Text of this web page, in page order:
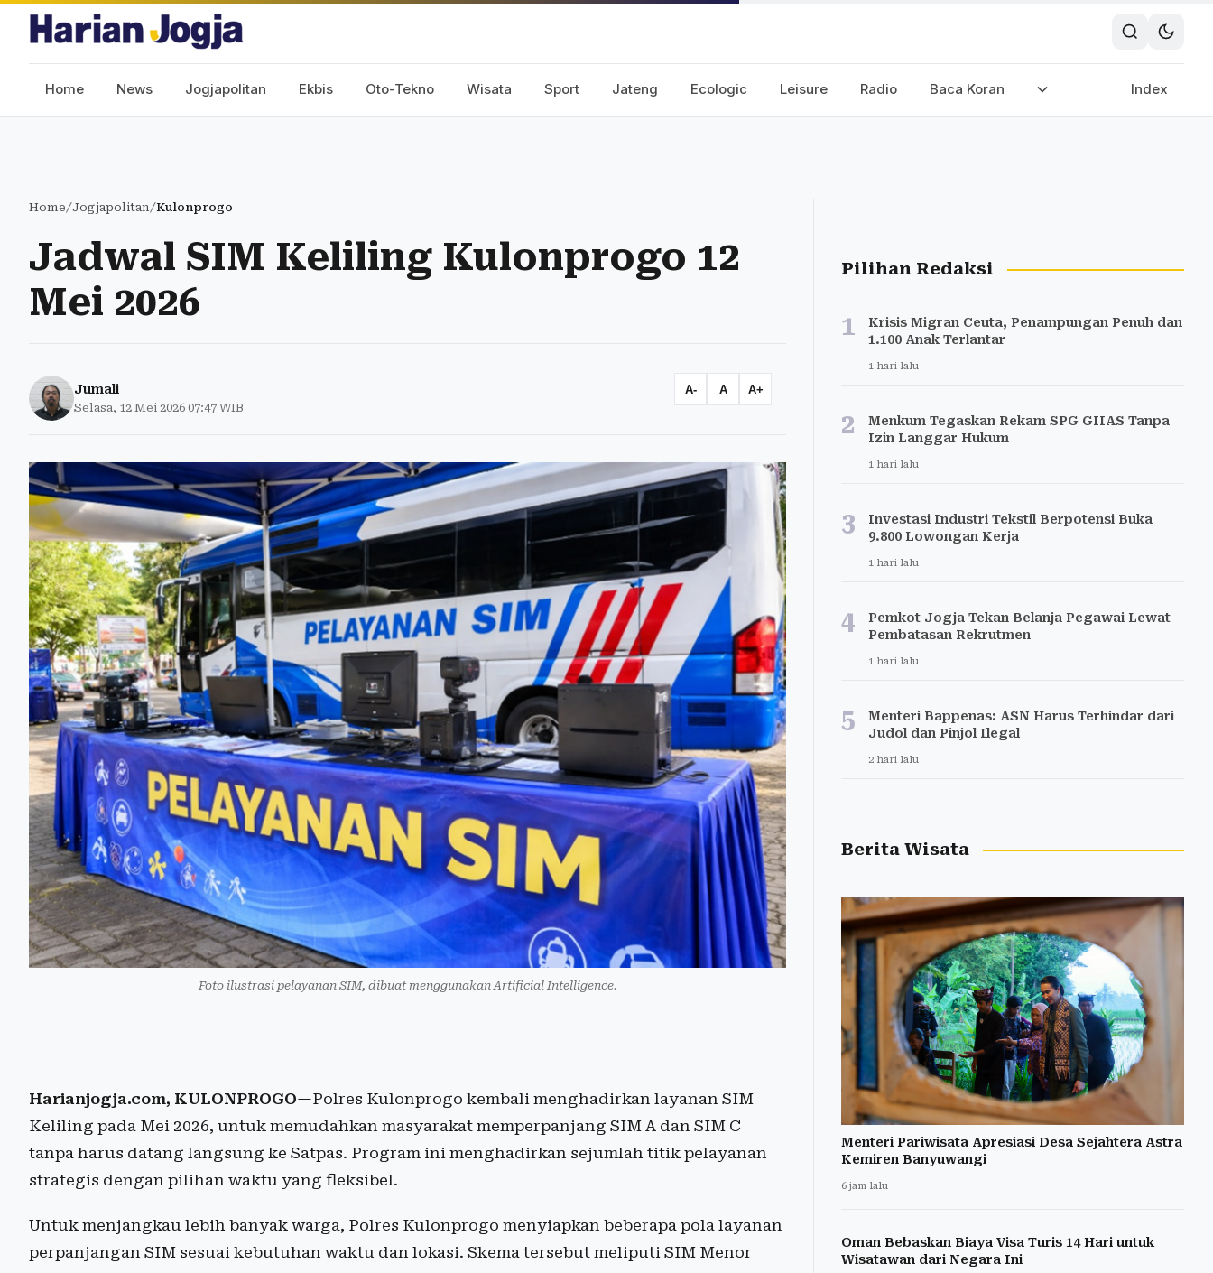
Home News Jogjapolitan Ekbis Oto-Tekno Wisata Sport Jateng Ecologic Leisure Radio Baca Koran Index
Home/Jogjapolitan/Kulonprogo
Jadwal SIM Keliling Kulonprogo 12
Mei 2026
Jumali
Selasa, 12 Mei 2026 07:47 WIB
A- A A+
Foto ilustrasi pelayanan SIM, dibuat menggunakan Artificial Intelligence.
Harianjogja.com, KULONPROGO—Polres Kulonprogo kembali menghadirkan layanan SIM
Keliling pada Mei 2026, untuk memudahkan masyarakat memperpanjang SIM A dan SIM C
tanpa harus datang langsung ke Satpas. Program ini menghadirkan sejumlah titik pelayanan
strategis dengan pilihan waktu yang fleksibel.
Untuk menjangkau lebih banyak warga, Polres Kulonprogo menyiapkan beberapa pola layanan
perpanjangan SIM sesuai kebutuhan waktu dan lokasi. Skema tersebut meliputi SIM Menor
Pilihan Redaksi
1
Krisis Migran Ceuta, Penampungan Penuh dan
1.100 Anak Terlantar
1 hari lalu
2
Menkum Tegaskan Rekam SPG GIIAS Tanpa
Izin Langgar Hukum
1 hari lalu
3
Investasi Industri Tekstil Berpotensi Buka
9.800 Lowongan Kerja
1 hari lalu
4
Pemkot Jogja Tekan Belanja Pegawai Lewat
Pembatasan Rekrutmen
1 hari lalu
5
Menteri Bappenas: ASN Harus Terhindar dari
Judol dan Pinjol Ilegal
2 hari lalu
Berita Wisata
Menteri Pariwisata Apresiasi Desa Sejahtera Astra
Kemiren Banyuwangi
6 jam lalu
Oman Bebaskan Biaya Visa Turis 14 Hari untuk
Wisatawan dari Negara Ini